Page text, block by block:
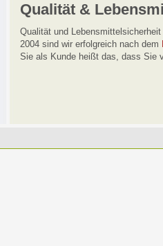
Qualität &
Qualität und
2004 sind wir erfolgreich nach dem
Sie als Kunde heißt das, dass Sie